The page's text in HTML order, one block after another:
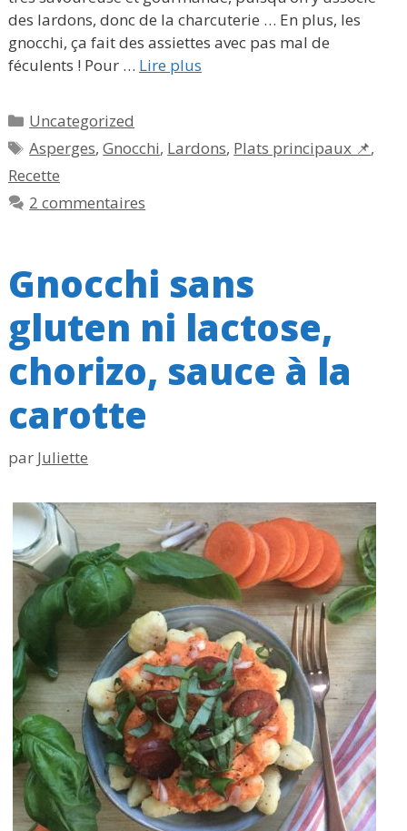
des lardons, donc de la charcuterie … En plus, les
gnocchi, ça fait des assiettes avec pas mal de
féculents ! Pour … Lire plus
Catégories
Uncategorized
Étiquettes
Asperges,Gnocchi, Lardons, Plats principaux 📌,
Recette
2 commentaires
Gnocchi sans
gluten ni lactose,
chorizo, sauce à la
carotte
par Juliette